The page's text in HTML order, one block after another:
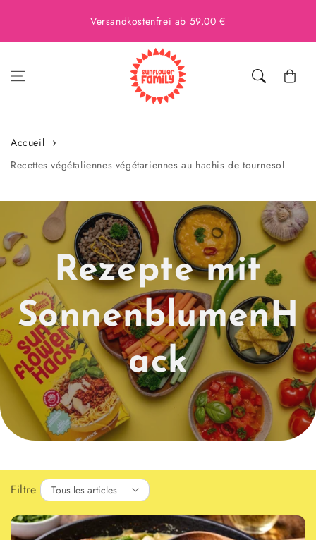
Versandkostenfrei ab 59,00 €
Panier
Accueil
Recettes végétaliennes végétariennes au hachis de tournesol
Rezepte mit
SonnenblumenH
ack
Filtre